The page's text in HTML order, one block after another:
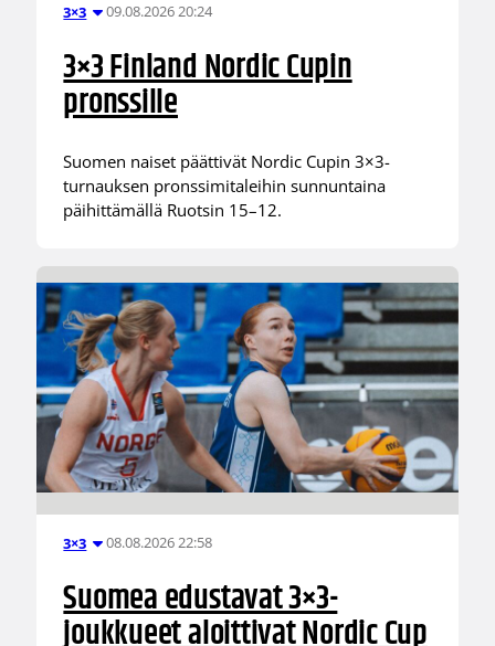
3×3 09.08.2026 20:24
3×3 Finland Nordic Cupin
pronssille
Suomen naiset päättivät Nordic Cupin 3×3-
turnauksen pronssimitaleihin sunnuntaina
päihittämällä Ruotsin 15–12.
3×3 08.08.2026 22:58
Suomea edustavat 3×3-
joukkueet aloittivat Nordic Cup